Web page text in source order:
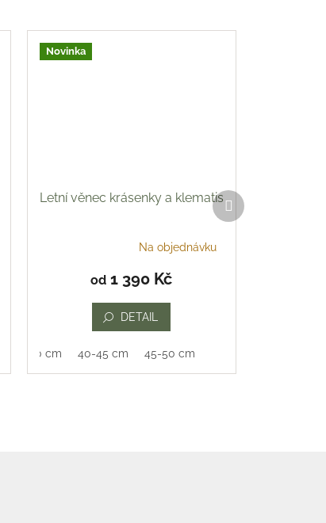
Novinka
Letní věnec krásenky a klematis
hvězdiček.
Na objednávku
od 1 390 Kč
DETAIL
35-40 cm 40-45 cm 45-50 cm
Další
produkt